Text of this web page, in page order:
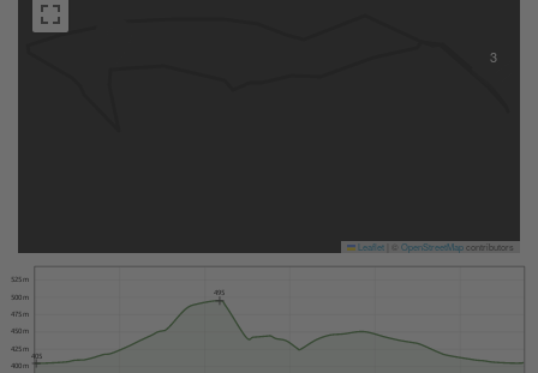
3
Leaflet OpenStreetMapcontributors
400 m
425 m
450 m
475 m
500 m
525 m
405
495